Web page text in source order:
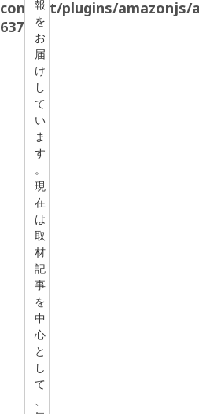
報
を
お
届
け
し
て
い
ま
す
。
現
在
は
取
材
記
事
を
中
心
と
し
て
、
content/plugins/amazonjs/
637